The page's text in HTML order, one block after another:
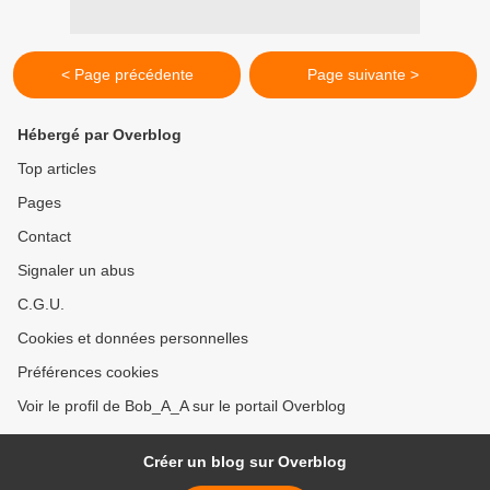
< Page précédente Page suivante >
Hébergé par Overblog
Top articles
Pages
Contact
Signaler un abus
C.G.U.
Cookies et données personnelles
Préférences cookies
Voir le profil de Bob_A_A sur le portail Overblog
Créer un blog sur Overblog